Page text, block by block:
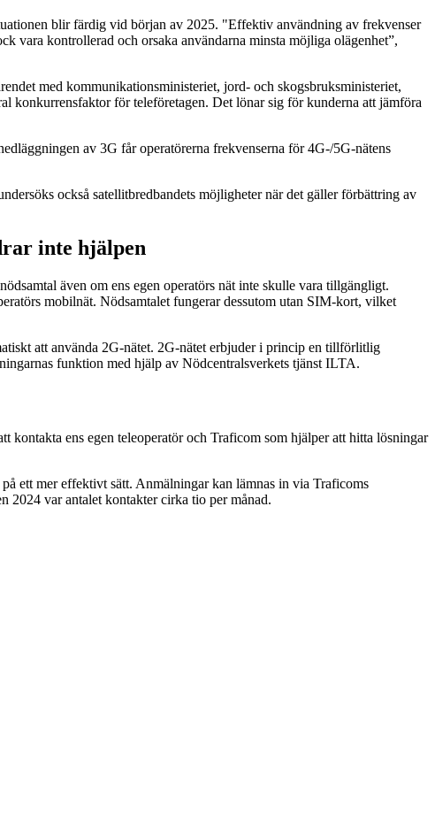
blir färdig vid början av 2025. "Effektiv användning av frekvenser
vara kontrollerad och orsaka användarna minsta möjliga olägenhet”,
med kommunikationsministeriet, jord- och skogsbruksministeriet,
konkurrensfaktor för teleföretagen. Det lönar sig för kunderna att jämföra
av 3G får operatörerna frekvenserna för 4G-/5G-nätens
också satellitbredbandets möjligheter när det gäller förbättring av
inte hjälpen
även om ens egen operatörs nät inte skulle vara tillgängligt.
mobilnät. Nödsamtalet fungerar dessutom utan SIM-kort, vilket
att använda 2G-nätet. 2G-nätet erbjuder i princip en tillförlitlig
funktion med hjälp av Nödcentralsverkets tjänst ILTA.
ens egen teleoperatör och Traficom som hjälper att hitta lösningar
ett mer effektivt sätt. Anmälningar kan lämnas in via Traficoms
2024 var antalet kontakter cirka tio per månad.